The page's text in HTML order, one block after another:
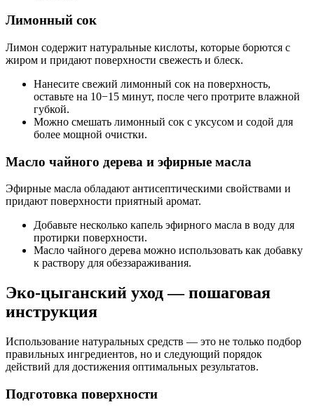
Лимонный сок
Лимон содержит натуральные кислоты, которые борются с
жиром и придают поверхности свежесть и блеск.
Нанесите свежий лимонный сок на поверхность,
оставьте на 10−15 минут, после чего протрите влажной
губкой.
Можно смешать лимонный сок с уксусом и содой для
более мощной очистки.
Масло чайного дерева и эфирные масла
Эфирные масла обладают антисептическими свойствами и
придают поверхности приятный аромат.
Добавьте несколько капель эфирного масла в воду для
протирки поверхности.
Масло чайного дерева можно использовать как добавку
к раствору для обеззараживания.
Эко-цыганский уход — пошаговая
инструкция
Использование натуральных средств — это не только подбор
правильных ингредиентов, но и следующий порядок
действий для достижения оптимальных результатов.
Подготовка поверхности